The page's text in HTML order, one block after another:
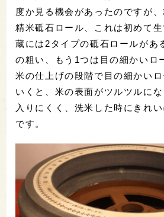
度か見る機会があったのですが
精米砥石ロール、これは初めて
蔵には2タイプの砥石ロールがあ
の粗い、もう1つは目の細かいロ
米の仕上げの段階で目の細かい
いくと、米の表面がツルツルに
入りにくく、洗米した時にきれ
です。